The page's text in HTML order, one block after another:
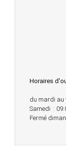
Horaires
du mardi au
Samedi :
Fermé